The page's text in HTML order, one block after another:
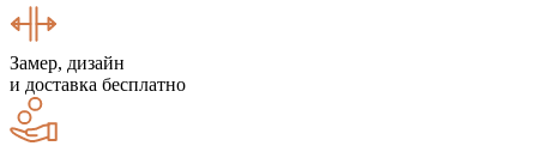
Замер, дизайн
и доставка бесплатно